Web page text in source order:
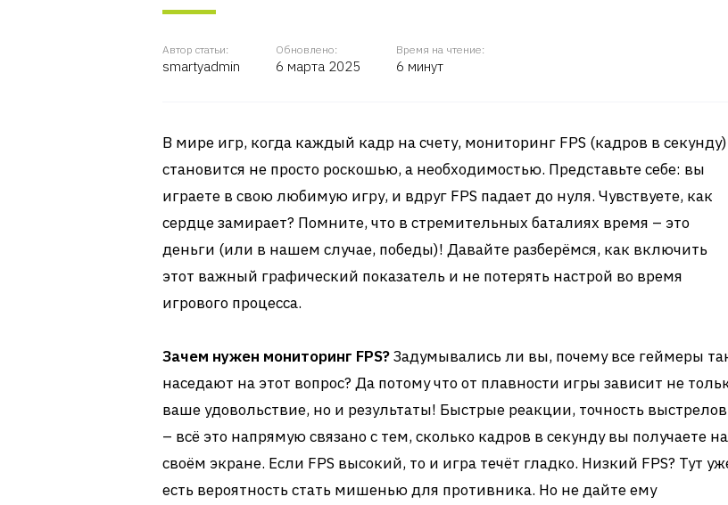
Автор статьи:
smartyadmin
Обновлено:
6 марта 2025
Время на чтение:
6 минут
В мире игр, когда каждый кадр на счету, мониторинг FPS (кадров в секунду)
становится не просто роскошью, а необходимостью. Представьте себе: вы
играете в свою любимую игру, и вдруг FPS падает до нуля. Чувствуете, как
сердце замирает? Помните, что в стремительных баталиях время – это
деньги (или в нашем случае, победы)! Давайте разберёмся, как включить
этот важный графический показатель и не потерять настрой во время
игрового процесса.
Зачем нужен мониторинг FPS?Задумывались ли вы, почему все геймеры
наседают на этот вопрос? Да потому что от плавности игры зависит не
ваше удовольствие, но и результаты! Быстрые реакции, точность выстрелов
– всё это напрямую связано с тем, сколько кадров в секунду вы получаете на
своём экране. Если FPS высокий, то и игра течёт гладко. Низкий FPS? Тут
есть вероятность стать мишенью для противника. Но не дайте ему